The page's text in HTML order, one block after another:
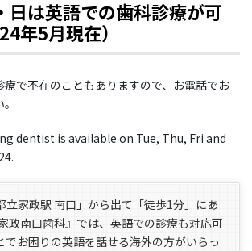
日は英語での歯科診療が可
年5月現在）
で不在のこともありますので、お電話でお
dentist is available on Tue, Thu, Fri and
立家政駅 南口」から出て「徒歩1分」にあ
政南口歯科』では、英語での診療も対応可
でお困りの英語を話せる海外の方がいらっ